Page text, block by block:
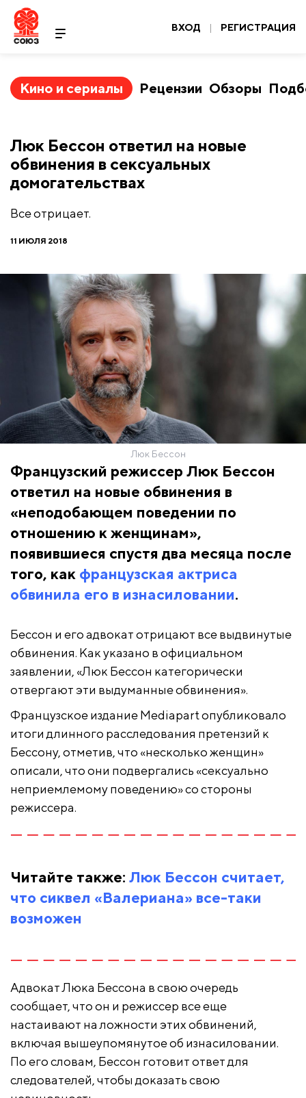
ВХОД | РЕГИСТРАЦИЯ
Кино и сериалы Рецензии Обзоры
Люк Бессон ответил на новые
обвинения в сексуальных
домогательствах
Все отрицает.
11 ИЮЛЯ 2018
Люк Бессон
Французский режиссер Люк Бессон
ответил на новые обвинения в
«неподобающем поведении по
отношению к женщинам»,
появившиеся спустя два месяца после
того, как французская актриса
обвинила его в изнасиловании.
Бессон и его адвокат отрицают все выдвинутые
обвинения. Как указано в официальном
заявлении, «Люк Бессон категорически
отвергают эти выдуманные обвинения».
Французское издание Mediapart опубликовало
итоги длинного расследования претензий к
Бессону, отметив, что «несколько женщин»
описали, что они подвергались «сексуально
неприемлемому поведению» со стороны
режиссера.
Читайте также: Люк Бессон считает,
что сиквел «Валериана» все-таки
возможен
Адвокат Люка Бессона в свою очередь
сообщает, что он и режиссер все еще
настаивают на ложности этих обвинений,
включая вышеупомянутое об изнасиловании.
По его словам, Бессон готовит ответ для
следователей, чтобы доказать свою